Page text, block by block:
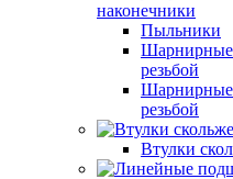
наконечники
Пыльники
Шарнирные
резьбой
Шарнирные
резьбой
Втулки